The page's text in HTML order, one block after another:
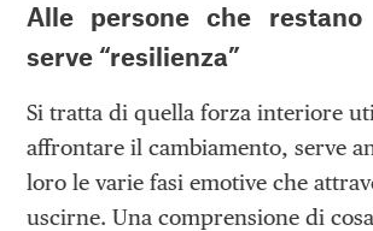
Alle persone che
serve “resilienza”
Si tratta di quella forza interiore
affrontare il cambiamento, serve
loro le varie fasi emotive che
uscirne. Una comprensione di